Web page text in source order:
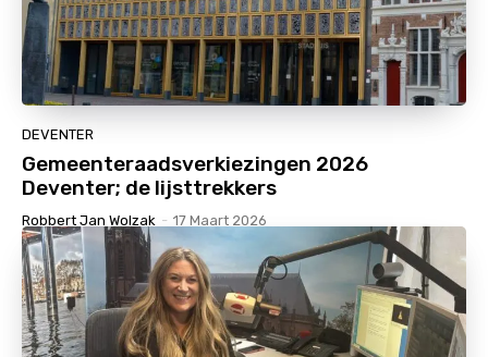
DEVENTER
Gemeenteraadsverkiezingen 2026
Deventer; de lijsttrekkers
Robbert Jan Wolzak - 17 Maart 2026